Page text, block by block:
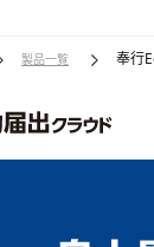
製品一覧 奉行